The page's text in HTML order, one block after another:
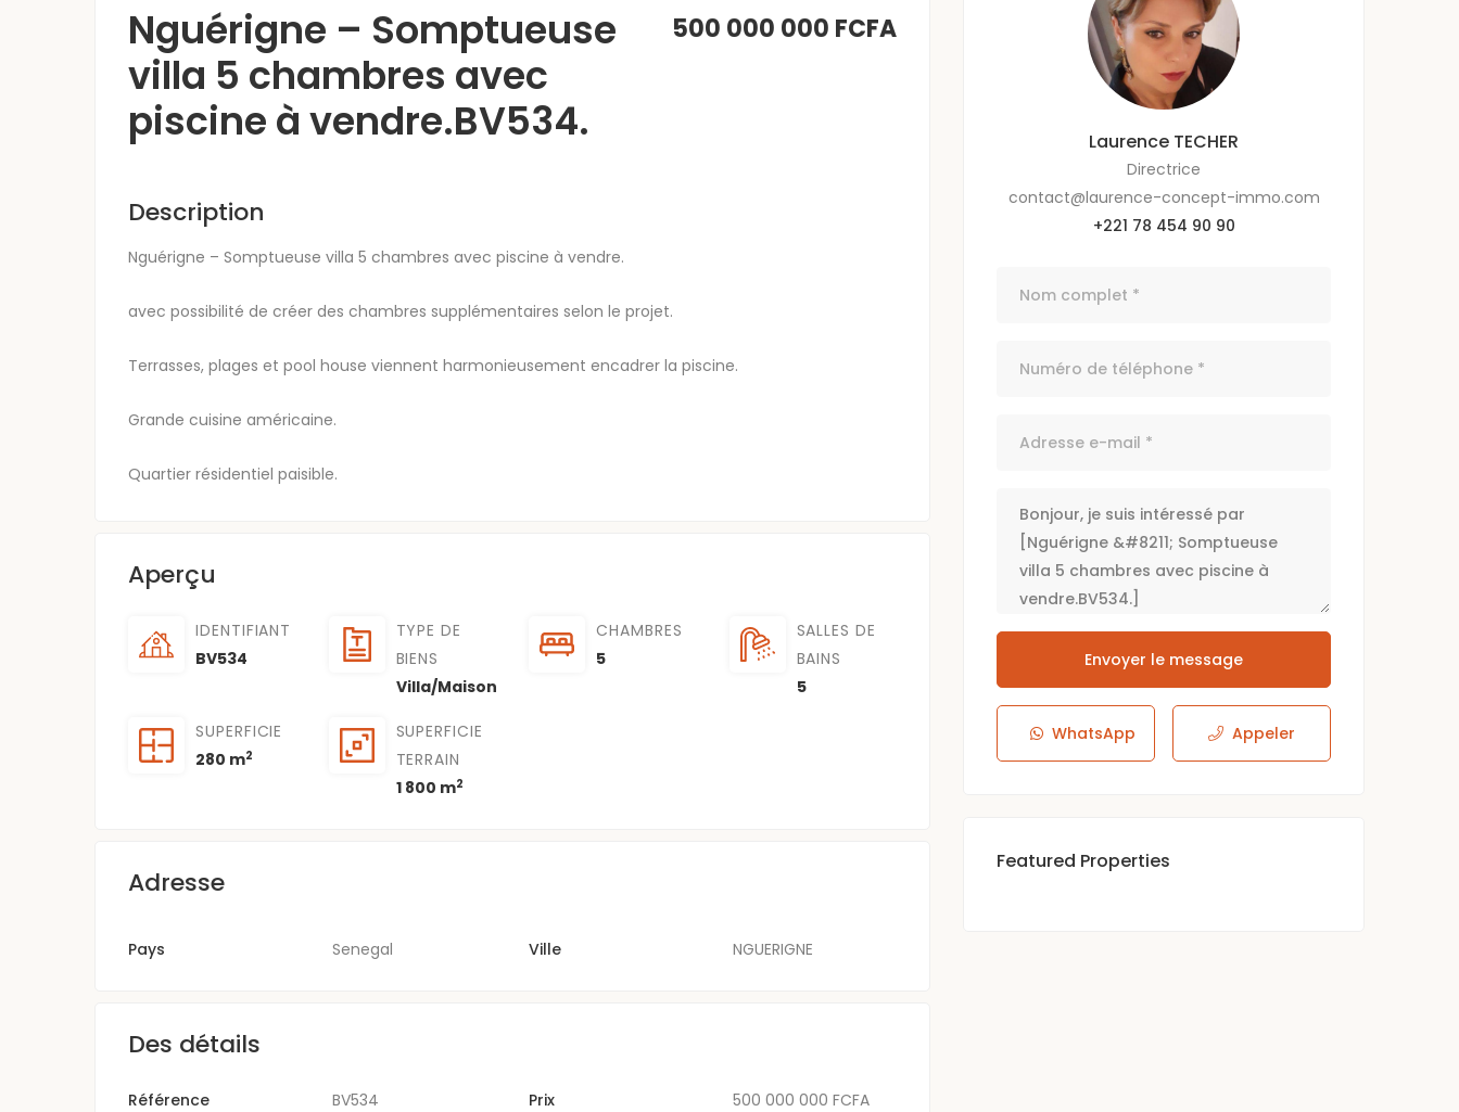
Nguérigne – Somptueuse
villa 5 chambres avec
piscine à vendre.BV534.
500 000 000 FCFA
Description
Nguérigne – Somptueuse villa 5 chambres avec piscine à vendre.
avec possibilité de créer des chambres supplémentaires selon le projet.
Terrasses, plages et pool house viennent harmonieusement encadrer la piscine.
Grande cuisine américaine.
Quartier résidentiel paisible.
Aperçu
IDENTIFIANT
BV534
TYPE DE
BIENS
Villa/Maison
CHAMBRES
5
SALLES DE
BAINS
5
SUPERFICIE
280 m2
SUPERFICIE
TERRAIN
1 800 m2
Adresse
Pays Senegal Ville NGUERIGNE
Des détails
Référence BV534 Prix
500 000 000 FCFA
Laurence TECHER
Directrice
contact@laurence-concept-immo.com
+221 78 454 90 90
Envoyer le message
WhatsApp Appeler
Featured Properties